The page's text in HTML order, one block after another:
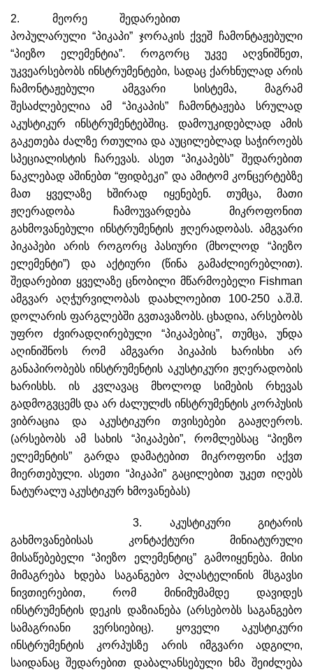
2. მეორე შედარებით
პოპულარული “პიკაპი” ჯორაკის ქვეშ ჩამონტაჟებული
“პიეზო ელემენტია”. როგორც უკვე აღვნიშნეთ,
უკვეარსებობს ინსტრუმენტები, სადაც ქარხნულად არის
ჩამონტაჟებული ამგვარი სისტემა, მაგრამ
შესაძლებელია ამ “პიკაპის” ჩამონტაჟება სრულად
აკუსტიკურ ინსტრუმენტებშიც. დამოუკიდებლად ამის
გაკეთება ძალზე რთულია და აუცილებლად საჭიროებს
სპეციალისტის ჩარევას. ასეთ “პიკაპებს” შედარებით
ნაკლებად აშინებთ “ფიდბეკი” და ამიტომ კონცერტებზე
მათ ყველაზე ხშირად იყენებენ. თუმცა, მათი
ჟღერადობა ჩამოუვარდება მიკროფონით
გახმოვანებული ინსტრუმენტის ჟღერადობას. ამგვარი
პიკაპები არის როგორც პასიური (მხოლოდ “პიეზო
ელემენტი”) და აქტიური (წინა გამაძლიერებლით).
შედარებით ყველაზე ცნობილი მწარმოებელი Fishman
ამგვარ აღჭურვილობას დაახლოებით 100-250 ა.შ.შ.
დოლარის ფარგლებში გვთავაზობს. ცხადია, არსებობს
უფრო ძვირადღირებული “პიკაპებიც”, თუმცა, უნდა
აღინიშნოს რომ ამგვარი პიკაპის ხარისხი არ
განაპირობებს ინსტრუმენტის აკუსტიკური ჟღერადობის
ხარისხს. ის კვლავაც მხოლოდ სიმების რხევას
გადმოგვცემს და არ ძალულძს ინსტრუმენტის კორპუსის
ვიბრაცია და აკუსტიკური თვისებები გააჟღეროს.
(არსებობს ამ სახის “პიკაპები”, რომლებსაც “პიეზო
ელემენტის” გარდა დამატებით მიკროფონი აქვთ
მიერთებული. ასეთი “პიკაპი” გაცილებით უკეთ იღებს
ნატურალუ აკუსტიკურ ხმოვანებას)
3. აკუსტიკური გიტარის
გახმოვანებისას კონტაქტური მინიატურული
მისაწებებელი “პიეზო ელემენტიც” გამოიყენება. მისი
მიმაგრება ხდება საგანგებო პლასტელინის მსგავსი
ნივთიერებით, რომ მინიმუმამდე დავიდეს
ინსტრუმენტის დეკის დაზიანება (არსებობს საგანგებო
სამაგრიანი ვერსიებიც). ყოველი აკუსტიკური
ინსტრუმენტის კორპუსზე არის იმგვარი ადგილი,
საიდანაც შედარებით დაბალანსებული ხმა შეიძლება